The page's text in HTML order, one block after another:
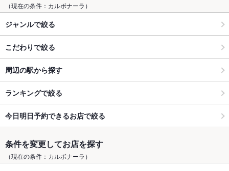
（現在の条件：カルボナーラ）
ジャンルで絞る
こだわりで絞る
周辺の駅から探す
ランキングで絞る
今日明日予約できるお店で絞る
条件を変更してお店を探す
（現在の条件：カルボナーラ）